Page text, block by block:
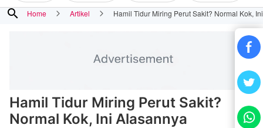
search Home Artikel Hamil Tidur Miring Perut Sakit? Normal Kok,
Hamil Tidur Miring Perut Sakit?
Normal Kok, Ini Alasannya